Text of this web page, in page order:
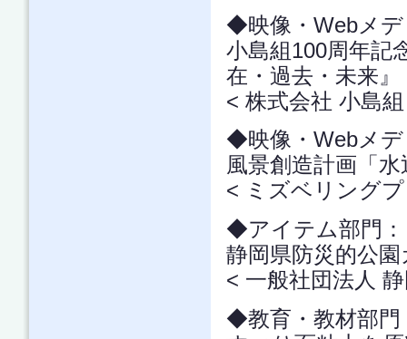
◆映像・Webメ
小島組100周年記
在・過去・未来』
< 株式会社 小島
◆映像・Webメ
風景創造計画「
< ミズベリング
◆アイテム部門
静岡県防災的公
< 一般社団法人
◆教育・教材部